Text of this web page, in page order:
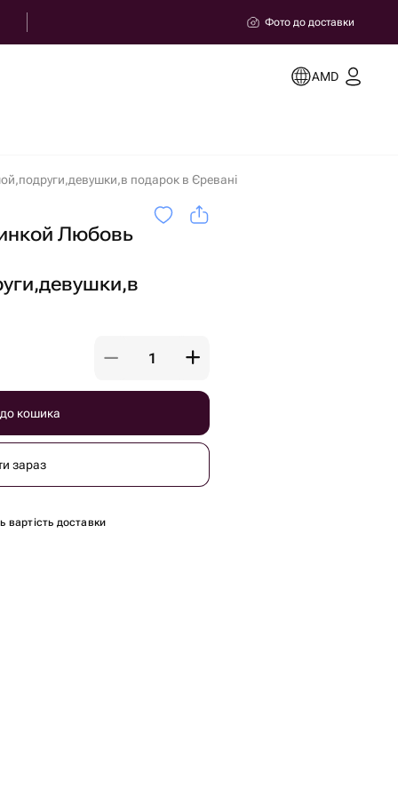
Фото до доставки
AMD
подарок в Єревані
Любовь
кошика
зараз
вартість доставки